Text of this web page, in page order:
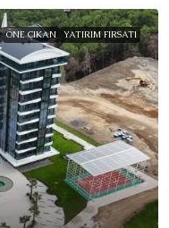
ÖNE ÇIKAN YATIRIM FIRSATI